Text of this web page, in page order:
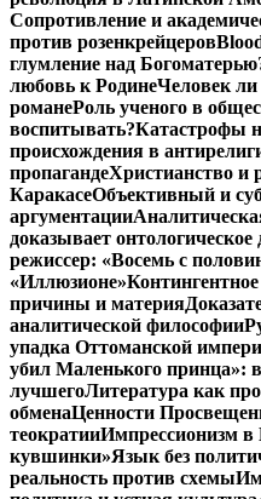
Сопротивление и
против розенкрейцеров
глумление над
любовь к РодинеЧеловек
романеРоль ученого в
воспитывать?Катастрофы
происхождения в
пропагандеХристианство и
КаракасеОбъективный и
аргументации
доказывает онтологическое
режиссер: «Восемь с
«Иллюзионе»
причины и материя
аналитической философии
упадка Оттоманской
убил Маленького принца»:
лучшегоЛитература как
обменаЦенности
теократииИмпрессионизм
кувшинки»Язык без
реальность против схемы